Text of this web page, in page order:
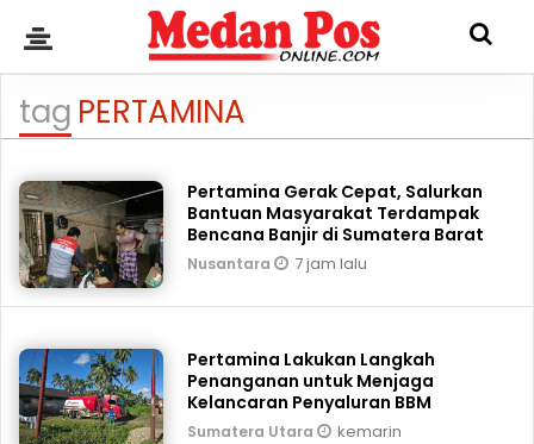
tag PERTAMINA
Pertamina Gerak Cepat, Salurkan
Bantuan Masyarakat Terdampak
Bencana Banjir di Sumatera Barat
Nusantara 7 jam lalu
Pertamina Lakukan Langkah
Penanganan untuk Menjaga
Kelancaran Penyaluran BBM
Sumatera Utara kemarin